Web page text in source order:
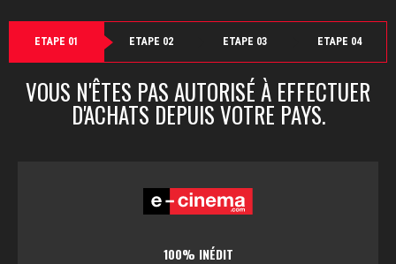
ETAPE 01 ETAPE 02 ETAPE 03 ETAPE 04
VOUS N'ÊTES PAS AUTORISÉ À EFFECTUER
D'ACHATS DEPUIS VOTRE PAYS.
100% INÉDIT